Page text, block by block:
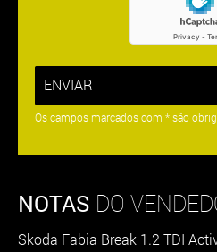
ENVIAR
Os campos marcados com * são
NOTAS DO
Skoda Fabia Break 1.2 TDI